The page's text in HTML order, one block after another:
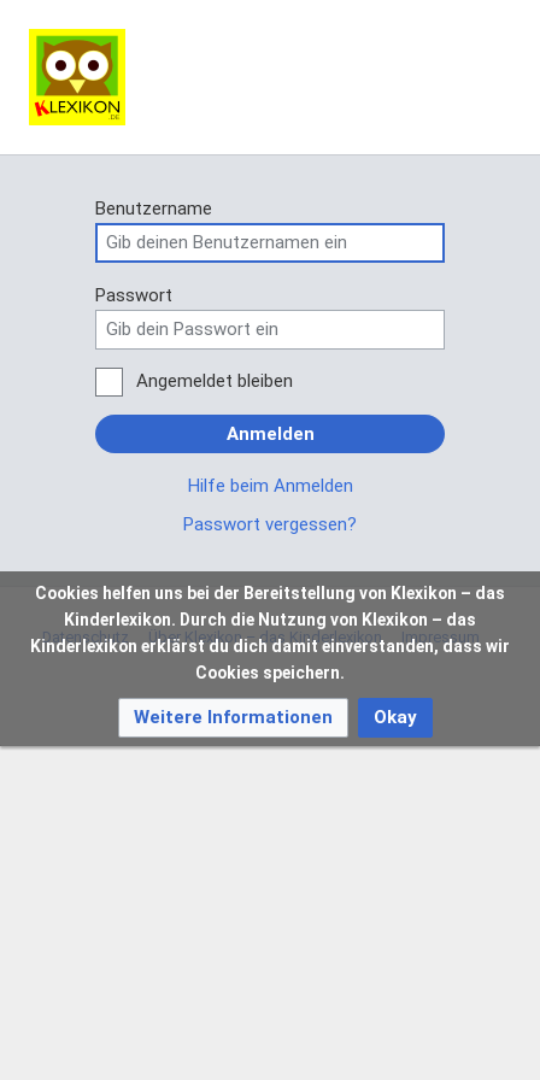
Benutzername
Passwort
Angemeldet bleiben
Anmelden
Hilfe beim Anmelden
Passwort vergessen?
Datenschutz Über Klexikon – das Kinderlexikon Impressum
Cookies helfen uns bei der Bereitstellung von Klexikon – das
Kinderlexikon. Durch die Nutzung von Klexikon – das
Kinderlexikon erklärst du dich damit einverstanden, dass wir
Cookies speichern.
Weitere Informationen Okay